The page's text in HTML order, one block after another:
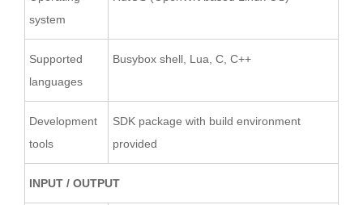
system
Supported
languages
Busybox shell, Lua, C, C++
Development
tools
SDK package with build environment
provided
INPUT / OUTPUT